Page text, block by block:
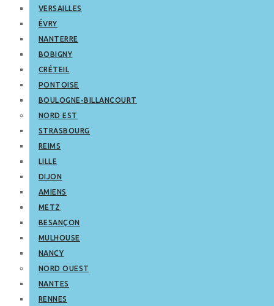
VERSAILLES
ÉVRY
NANTERRE
BOBIGNY
CRÉTEIL
PONTOISE
BOULOGNE-BILLANCOURT
NORD EST
STRASBOURG
REIMS
LILLE
DIJON
AMIENS
METZ
BESANÇON
MULHOUSE
NANCY
NORD OUEST
NANTES
RENNES